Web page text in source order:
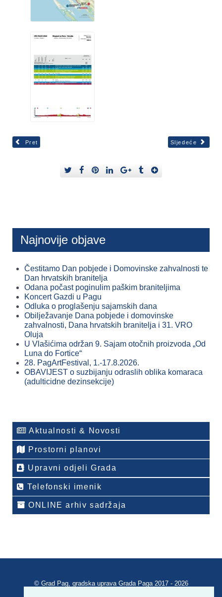
Pret Sljedeće
Najnovije objave
Čestitamo Dan pobjede i Domovinske zahvalnosti te
Dan hrvatskih branitelja
Odana počast poginulim paškim braniteljima
Koncert Gazdi u Pagu
Odluka o proglašenju sajamskih dana
Obilježavanje Dana pobjede i domovinske
zahvalnosti, Dana hrvatskih branitelja i 31. VRO
Oluja
U Vlašićima održan 9. Sajam otočnih proizvoda „Od
Luna do Fortice“
28. PagArtFestival, 1.-17.8.2026.
OBAVIJEST o suzbijanju odraslih oblika komaraca
(adulticidne dezinsekcije)
Aktualnosti & Novosti
Prostorni planovi
Upravni odjeli Grada
Telefonski imenik
ONLINE arhiv sadržaja
© Grad Pag, gradska uprava Grada Paga 2017 - 2026